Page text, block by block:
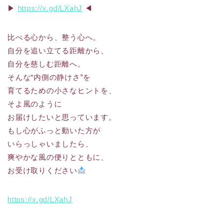
▶︎ https://x.gd/LXahJ ◀︎
比べる心から、整う心へ。
自分を追い立てる距離から、
自分を慈しむ距離へ。
そんな“内側の静けさ”を
育てるための小さなヒントを、
そよ風のように
お届けしたいと思っています。
もし心がふっと動いた方が
いらっしゃいましたら、
爽やかな風の便りとともに、
お受け取りください
https://x.gd/LXahJ